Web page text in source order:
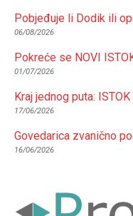
Pobjeđuje li Dodik ili
06/08/2026
Pokreće se NOVI
01/07/2026
Kraj jednog puta:
17/06/2026
Govedarica zvanično
16/06/2026